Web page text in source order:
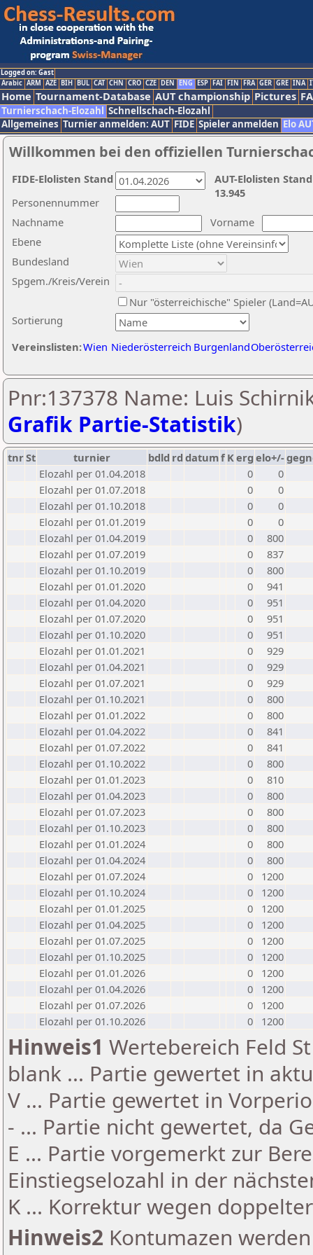
Logged on: Gast
Arabic ARM AZE BIH BUL CAT CHN CRO CZE DEN ENG ESP FAI FIN FRA GER GRE INA
Home Tournament-Database AUT championship Pictures
Turnierschach-Elozahl Schnellschach-Elozahl
Allgemeines Turnier anmelden: AUT FIDE Spieler anmelden Elo
Willkommen bei den offiziellen
Nachname
Vorname
Ebene
Sortierung
Personennummer
Bundesland
Spgem./Kreis/Verein
Nur "österreichische" Spieler
Vereinslisten:Wien Niederösterreich Burgenland
AUT-Elolisten
13.945
FIDE-Elolisten Stand
Pnr:137378 Name: Luis
Grafik Partie-Statistik)
tnrSt turnier bdld rd datumf Kerg elo+/-
Elozahl per 01.04.2018
0
0
Elozahl per 01.07.2018
0
0
Elozahl per 01.10.2018
0
0
Elozahl per 01.01.2019
0
0
Elozahl per 01.04.2019
0
800
Elozahl per 01.07.2019
0
837
Elozahl per 01.10.2019
0
800
Elozahl per 01.01.2020
0
941
Elozahl per 01.04.2020
0
951
Elozahl per 01.07.2020
0
951
Elozahl per 01.10.2020
0
951
Elozahl per 01.01.2021
0
929
Elozahl per 01.04.2021
0
929
Elozahl per 01.07.2021
0
929
Elozahl per 01.10.2021
0
800
Elozahl per 01.01.2022
0
800
Elozahl per 01.04.2022
0
841
Elozahl per 01.07.2022
0
841
Elozahl per 01.10.2022
0
800
Elozahl per 01.01.2023
0
810
Elozahl per 01.04.2023
0
800
Elozahl per 01.07.2023
0
800
Elozahl per 01.10.2023
0
800
Elozahl per 01.01.2024
0
800
Elozahl per 01.04.2024
0
800
Elozahl per 01.07.2024
0
1200
Elozahl per 01.10.2024
0
1200
Elozahl per 01.01.2025
0
1200
Elozahl per 01.04.2025
0
1200
Elozahl per 01.07.2025
0
1200
Elozahl per 01.10.2025
0
1200
Elozahl per 01.01.2026
0
1200
Elozahl per 01.04.2026
0
1200
Elozahl per 01.07.2026
0
1200
Elozahl per 01.10.2026
0 1200
Hinweis1 Wertebereich Feld
blank ... Partie gewertet in
V ... Partie gewertet in
- ... Partie nicht gewertet, da
E ... Partie vorgemerkt zur
Einstiegselozahl in der
K ... Korrektur wegen
Hinweis2 Kontumazen